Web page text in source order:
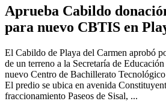
Aprueba Cabildo
para nuevo CBTIS en
El Cabildo de Playa del Carmen aprobó
de un terreno a la Secretaría de
nuevo Centro de Bachillerato
El predio se ubica en avenida
fraccionamiento Paseos de Sisal, ...